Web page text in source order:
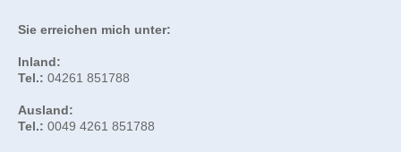
Sie erreichen mich unter:
Inland:
Tel.: 04261 851788
Ausland:
Tel.: 0049 4261 851788